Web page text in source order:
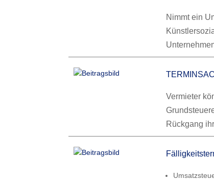
Nimmt ein
Vermieter
Rückgang